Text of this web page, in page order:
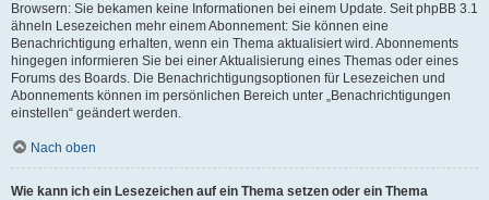
Browsern: Sie bekamen keine Informationen bei einem Update. Seit phpBB 3.1
ähneln Lesezeichen mehr einem Abonnement: Sie können eine
Benachrichtigung erhalten, wenn ein Thema aktualisiert wird. Abonnements
hingegen informieren Sie bei einer Aktualisierung eines Themas oder eines
Forums des Boards. Die Benachrichtigungsoptionen für Lesezeichen und
Abonnements können im persönlichen Bereich unter „Benachrichtigungen
einstellen“ geändert werden.
Nach oben
Wie kann ich ein Lesezeichen auf ein Thema setzen oder ein Thema